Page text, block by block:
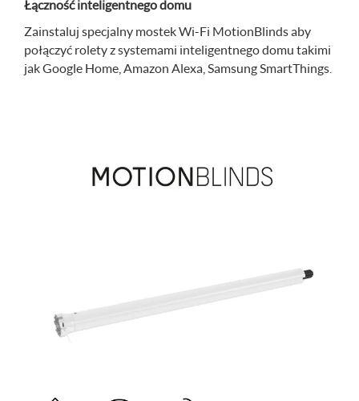
Łączność inteligentnego domu
Zainstaluj specjalny mostek Wi-Fi MotionBlinds aby
połączyć rolety z systemami inteligentnego domu takimi
jak Google Home, Amazon Alexa, Samsung SmartThings.